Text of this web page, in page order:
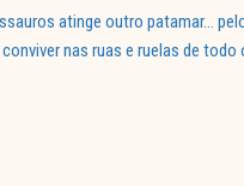
atinge outro patamar…
nas ruas e ruelas de todo